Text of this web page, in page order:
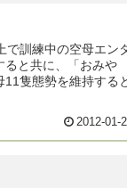
で訓練中の空母エン
ると共に、「おみや
11隻態勢を維持する
2012-01-